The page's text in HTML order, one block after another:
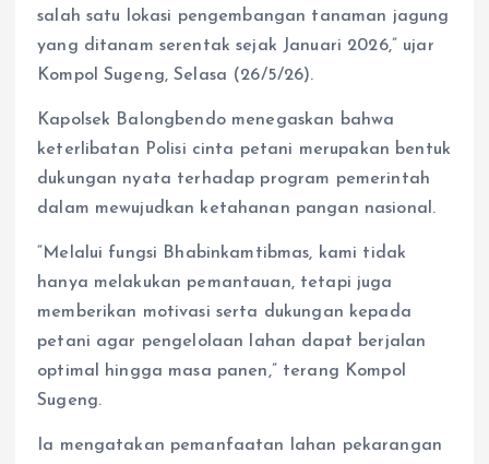
salah satu lokasi pengembangan tanaman jagung
yang ditanam serentak sejak Januari 2026,” ujar
Kompol Sugeng, Selasa (26/5/26).
Kapolsek Balongbendo menegaskan bahwa
keterlibatan Polisi cinta petani merupakan bentuk
dukungan nyata terhadap program pemerintah
dalam mewujudkan ketahanan pangan nasional.
“Melalui fungsi Bhabinkamtibmas, kami tidak
hanya melakukan pemantauan, tetapi juga
memberikan motivasi serta dukungan kepada
petani agar pengelolaan lahan dapat berjalan
optimal hingga masa panen,” terang Kompol
Sugeng.
Ia mengatakan pemanfaatan lahan pekarangan